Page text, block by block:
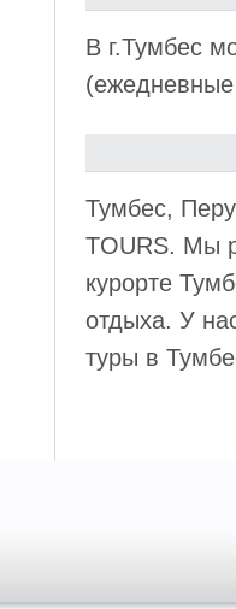
В г.Тумбес
Тумбес,
TOURS. Мы
курорте
отдыха. У
туры в